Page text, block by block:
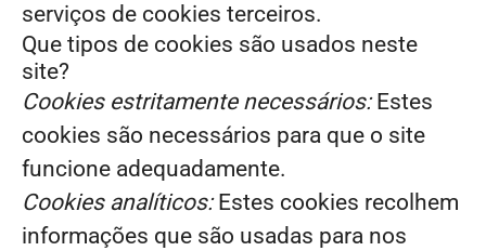
serviços de cookies terceiros.
Que tipos de cookies são usados neste
site?
Cookies estritamente necessários:Estes
cookies são necessários para que o site
funcione adequadamente.
Cookies analíticos:Estes cookies recolhem
informações que são usadas para nos